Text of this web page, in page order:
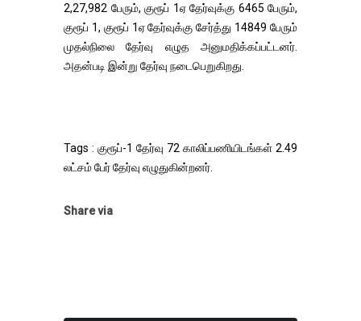
2,27,982 பேரும், குரூப் 1ஏ தேர்வுக்கு 6465 பேரும்,
குரூப் 1, குரூப் 1ஏ தேர்வுக்கு சேர்த்து 14849 பேரும்
முதல்நிலை தேர்வு எழுத அனுமதிக்கப்பட்டனர்.
அதன்படி இன்று தேர்வு நடைபெறுகிறது.
Tags : குரூப்-1 தேர்வு 72 காலிப்பணியிடங்கள் 2.49
லட்சம் பேர் தேர்வு எழுதுகின்றனர்.
Share via